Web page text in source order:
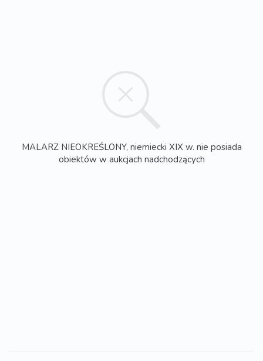
MALARZ NIEOKREŚLONY, niemiecki XIX w. nie posiada
obiektów w aukcjach nadchodzących